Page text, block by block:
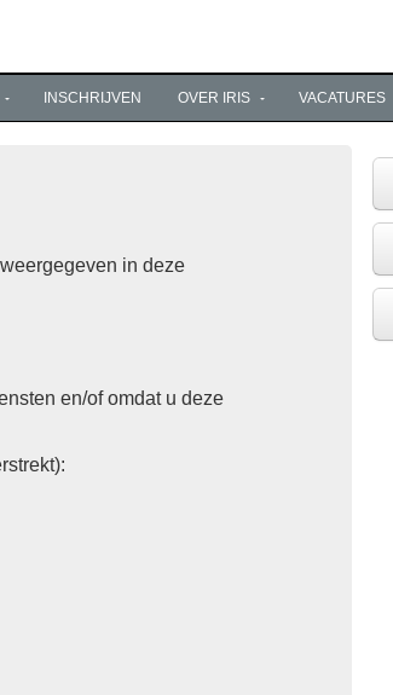
INSCHRIJVEN OVER IRIS VACATURES
in deze
en/of omdat u deze